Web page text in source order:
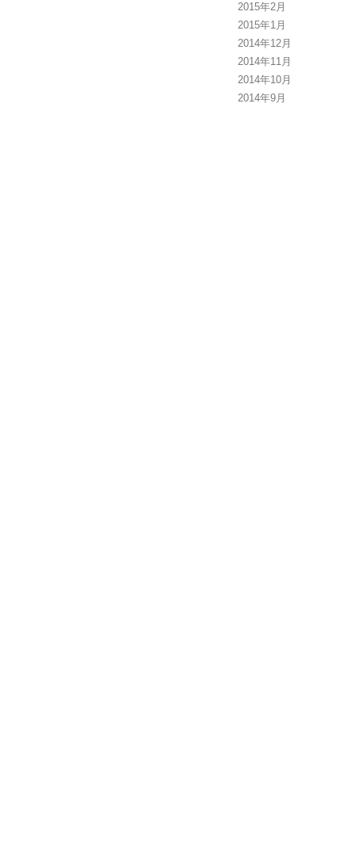
2015年2月
2015年1月
2014年12月
2014年11月
2014年10月
2014年9月